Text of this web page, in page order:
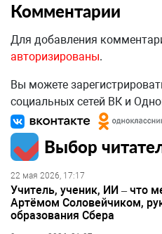
Комментарии
Для добавления
авторизированы.
Вы можете
социальных сетей ВК и
Выбор
22 мая 2026, 17:17
Учитель, ученик, ИИ – что
Артёмом Соловейчиком,
образования Сбера